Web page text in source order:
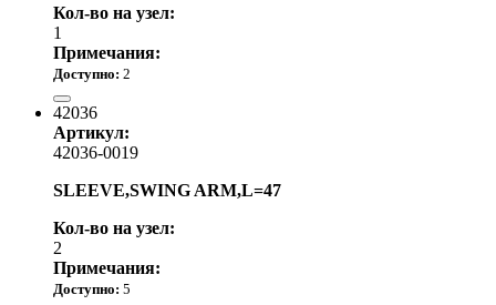
Кол-во на узел:
1
Примечания:
Доступно: 2
42036
Артикул:
42036-0019
SLEEVE,SWING ARM,L=47
Кол-во на узел:
2
Примечания:
Доступно: 5